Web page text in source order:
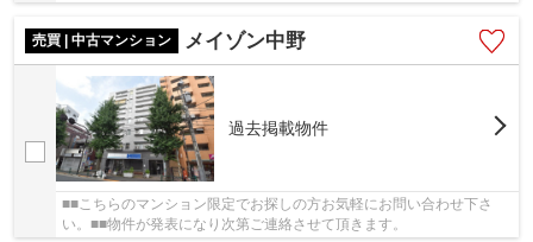
売買 | 中古マンション メイゾン中野
過去掲載物件
■■こちらのマンション限定でお探しの方お気軽にお問い合わせ下さ
い。■■物件が発表になり次第ご連絡させて頂きます。